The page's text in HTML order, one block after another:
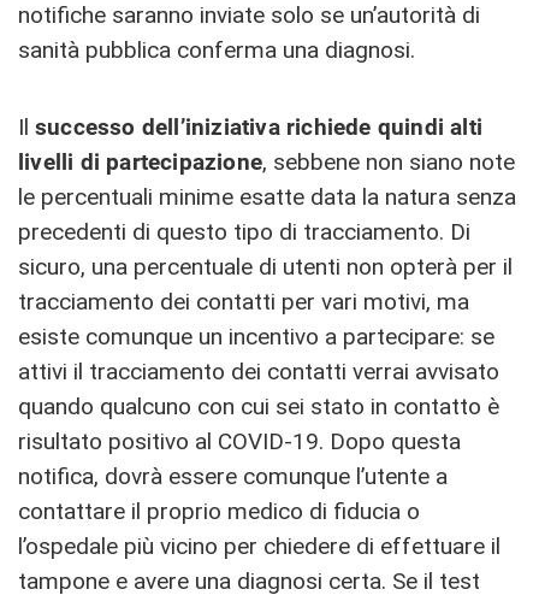
notifiche saranno inviate solo se un’autorità di
sanità pubblica conferma una diagnosi.
Il successo dell’iniziativa richiede quindi alti
livelli di partecipazione, sebbene non siano note
le percentuali minime esatte data la natura senza
precedenti di questo tipo di tracciamento. Di
sicuro, una percentuale di utenti non opterà per il
tracciamento dei contatti per vari motivi, ma
esiste comunque un incentivo a partecipare: se
attivi il tracciamento dei contatti verrai avvisato
quando qualcuno con cui sei stato in contatto è
risultato positivo al COVID-19. Dopo questa
notifica, dovrà essere comunque l’utente a
contattare il proprio medico di fiducia o
l’ospedale più vicino per chiedere di effettuare il
tampone e avere una diagnosi certa. Se il test